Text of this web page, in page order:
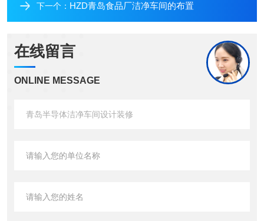
下一个： HZD青岛食品厂洁净车间的布置
在线留言
ONLINE MESSAGE